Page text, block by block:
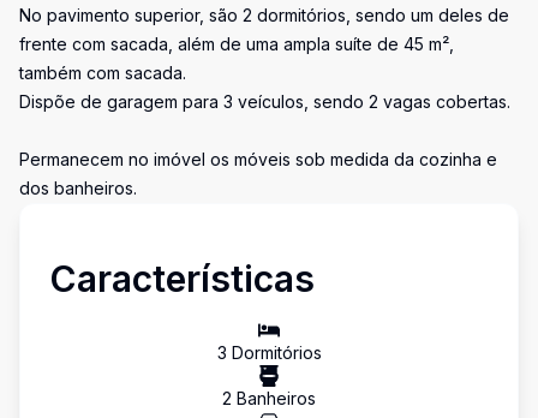
No pavimento superior, são 2 dormitórios, sendo um deles de
frente com sacada, além de uma ampla suíte de 45 m²,
também com sacada.
Dispõe de garagem para 3 veículos, sendo 2 vagas cobertas.
Permanecem no imóvel os móveis sob medida da cozinha e
dos banheiros.
Características
3 Dormitórios
2 Banheiros